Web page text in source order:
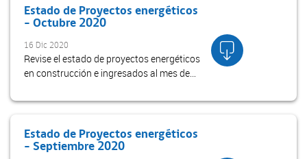
Estado de Proyectos energéticos
- Octubre 2020
16 Dic 2020
Revise el estado de proyectos energéticos
en construcción e ingresados al mes de
Estado de Proyectos energéticos
- Septiembre 2020